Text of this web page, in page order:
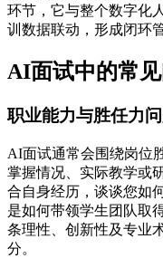
环节，它与整个数字化
训数据联动，形成闭环管
AI面试中的常
职业能力与胜任力
AI面试通常会围绕岗位
掌握情况、实际教学或
合自身经历，谈谈您如
是如何带领学生团队取
条理性、创新性及专业
分。